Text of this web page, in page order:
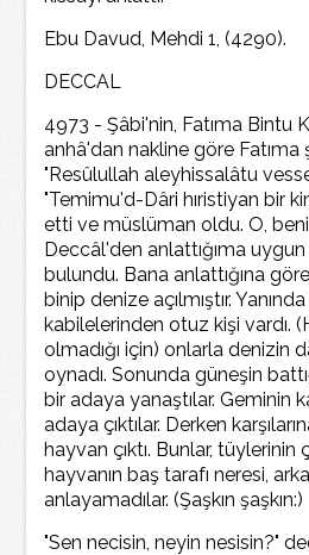
Ebu Davud, Mehdi 1, (4290).
DECCAL
4973 - Şâbi'nin, Fatıma Bintu
anhâ'dan nakline göre Fatıma
"Resûlullah aleyhissalâtu
"Temimu'd-Dâri hıristiyan bir
etti ve müslüman oldu. O,
Deccâl'den anlattığıma
bulundu. Bana anlattığına
binip denize açılmıştır.
kabilelerinden otuz kişi vardı.
olmadığı için) onlarla denizin
oynadı. Sonunda güneşin
bir adaya yanaştılar. Geminin
adaya çıktılar. Derken
hayvan çıktı. Bunlar,
hayvanın baş tarafı neresi,
anlayamadılar. (Şaşkın şaşkın:)
"Sen necisin, neyin nesisin?"